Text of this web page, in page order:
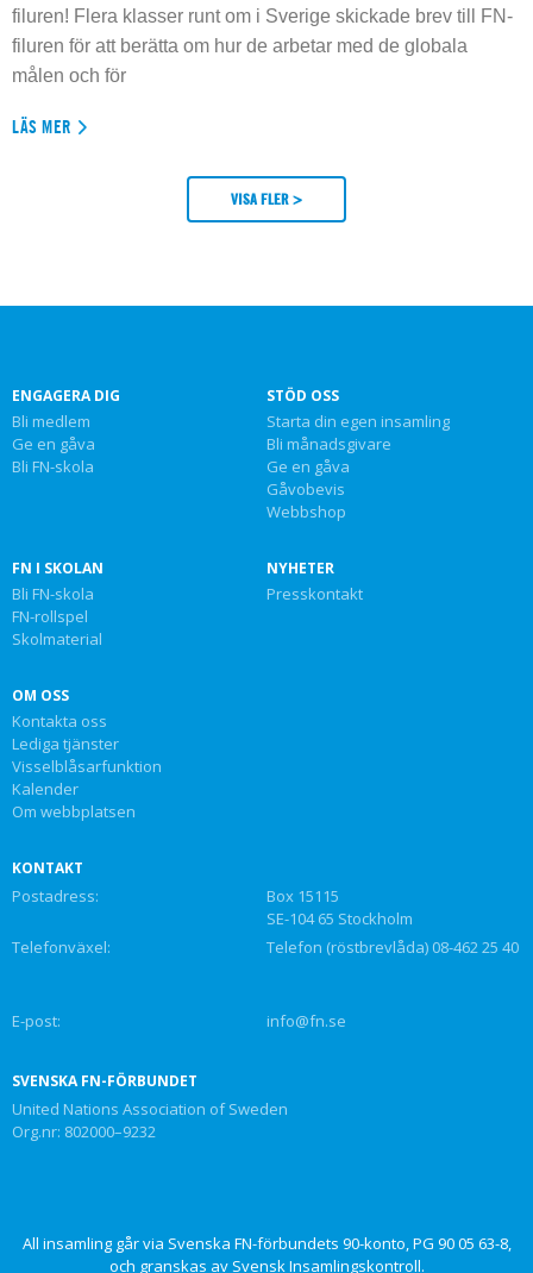
filuren! Flera klasser runt om i Sverige skickade brev till FN-
filuren för att berätta om hur de arbetar med de globala
målen och för
LÄS MER
VISA FLER >
ENGAGERA DIG
Bli medlem
Ge en gåva
Bli FN-skola
STÖD OSS
Starta din egen insamling
Bli månadsgivare
Ge en gåva
Gåvobevis
Webbshop
FN I SKOLAN
Bli FN-skola
FN-rollspel
Skolmaterial
NYHETER
Presskontakt
OM OSS
Kontakta oss
Lediga tjänster
Visselblåsarfunktion
Kalender
Om webbplatsen
KONTAKT
Postadress:
Box 15115
SE-104 65 Stockholm
Telefonväxel:
Telefon (röstbrevlåda) 08-462 25 40
E-post: info@fn.se
SVENSKA FN-FÖRBUNDET
United Nations Association of Sweden
Org.nr: 802000–9232
All insamling går via Svenska FN-förbundets 90-konto, PG 90 05 63-8,
och granskas av Svensk Insamlingskontroll.